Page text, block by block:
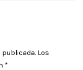
publicada. Los
*